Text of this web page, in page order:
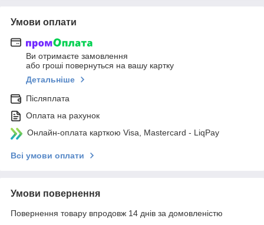
Умови оплати
Ви отримаєте замовлення
або гроші повернуться на вашу картку
Детальніше
Післяплата
Оплата на рахунок
Онлайн-оплата карткою Visa, Mastercard - LiqPay
Всі умови оплати
Умови повернення
Повернення товару впродовж 14 днів за домовленістю